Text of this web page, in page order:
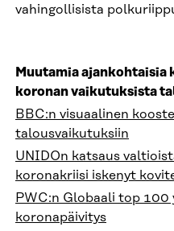
vahingollisista
Muutamia ajankohtaisia
koronan vaikutuksista
BBC:n visuaalinen
talousvaikutuksiin
UNIDOn katsaus
koronakriisi iskenyt
PWC:n Globaali top
koronapäivitys